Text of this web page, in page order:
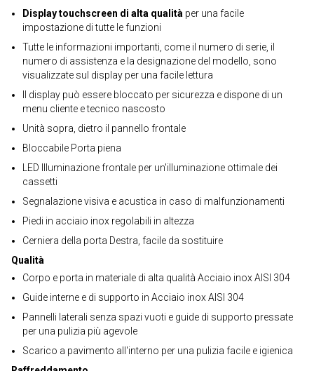
Display touchscreen di alta qualità per una facile
impostazione di tutte le funzioni
Tutte le informazioni importanti, come il numero di serie, il
numero di assistenza e la designazione del modello, sono
visualizzate sul display per una facile lettura
Il display può essere bloccato per sicurezza e dispone di un
menu cliente e tecnico nascosto
Unità sopra, dietro il pannello frontale
Bloccabile Porta piena
LED Illuminazione frontale per un'illuminazione ottimale dei
cassetti
Segnalazione visiva e acustica in caso di malfunzionamenti
Piedi in acciaio inox regolabili in altezza
Cerniera della porta Destra, facile da sostituire
Qualità
Corpo e porta in materiale di alta qualità Acciaio inox AISI 304
Guide interne e di supporto in Acciaio inox AISI 304
Pannelli laterali senza spazi vuoti e guide di supporto pressate
per una pulizia più agevole
Scarico a pavimento all'interno per una pulizia facile e igienica